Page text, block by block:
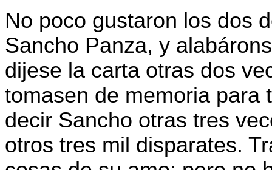
No poco gustaron los dos
Sancho Panza, y
dijese la carta otras dos
tomasen de memoria para
decir Sancho otras tres
otros tres mil disparates.